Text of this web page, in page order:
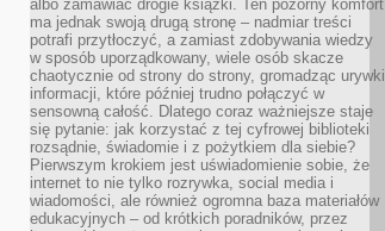
albo zamawiać drogie książki. Ten pozorny komfort
ma jednak swoją drugą stronę – nadmiar treści
potrafi przytłoczyć, a zamiast zdobywania wiedzy
w sposób uporządkowany, wiele osób skacze
chaotycznie od strony do strony, gromadząc urywki
informacji, które później trudno połączyć w
sensowną całość. Dlatego coraz ważniejsze staje
się pytanie: jak korzystać z tej cyfrowej biblioteki
rozsądnie, świadomie i z pożytkiem dla siebie?
Pierwszym krokiem jest uświadomienie sobie, że
internet to nie tylko rozrywka, social media i
wiadomości, ale również ogromna baza materiałów
edukacyjnych – od krótkich poradników, przez